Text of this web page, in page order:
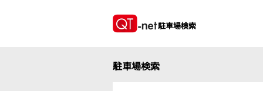
駐車場検索
駐車場検索